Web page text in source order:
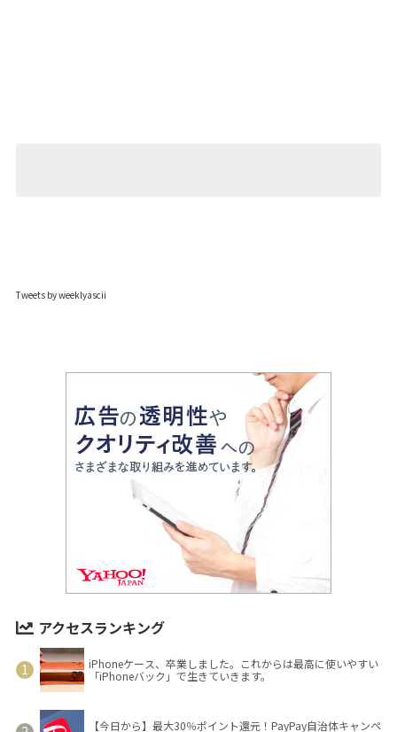
Tweets by weeklyascii
アクセスランキング
iPhoneケース、卒業しました。これからは最高に使いやすい
「iPhoneバック」で生きていきます。
【今日から】最大30％ポイント還元！PayPay自治体キャンペ